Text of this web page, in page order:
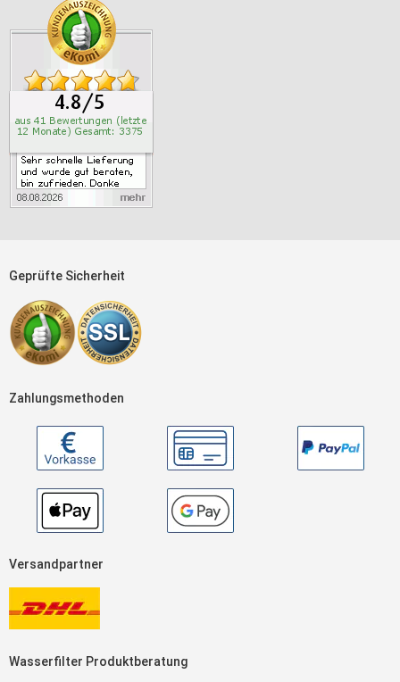
Geprüfte Sicherheit
Zahlungsmethoden
Versandpartner
Wasserfilter Produktberatung